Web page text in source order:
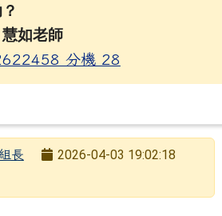
慧如老師
分機 28
長
2026-04-03 19:02:18